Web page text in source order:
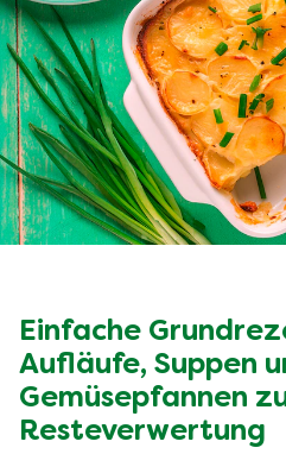
Einfache
Aufläufe, Suppen
Gemüsepfannen
Resteverwertung